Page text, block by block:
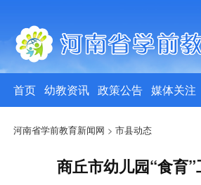
首页 幼教资讯 政策公告 媒体关注
河南省学前教育新闻网 >市县动态
商丘市幼儿园“食育